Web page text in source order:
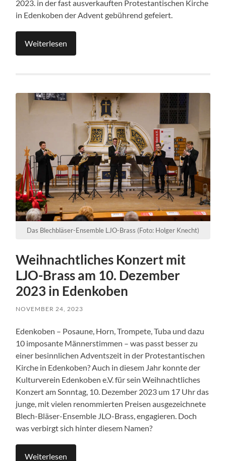
2023. in der fast ausverkauften Protestantischen Kirche
in Edenkoben der Advent gebührend gefeiert.
Weiterlesen
Das Blechbläser-Ensemble LJO-Brass (Foto: Holger Knecht)
Weihnachtliches Konzert mit
LJO-Brass am 10. Dezember
2023 in Edenkoben
NOVEMBER 24, 2023
Edenkoben – Posaune, Horn, Trompete, Tuba und dazu
10 imposante Männerstimmen – was passt besser zu
einer besinnlichen Adventszeit in der Protestantischen
Kirche in Edenkoben? Auch in diesem Jahr konnte der
Kulturverein Edenkoben e.V. für sein Weihnachtliches
Konzert am Sonntag, 10. Dezember 2023 um 17 Uhr das
junge, mit vielen renommierten Preisen ausgezeichnete
Blech-Bläser-Ensemble JLO-Brass, engagieren. Doch
was verbirgt sich hinter diesem Namen?
Weiterlesen